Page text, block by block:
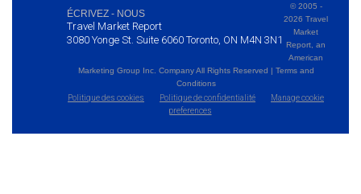
ÉCRIVEZ - NOUS
Travel Market Report
3080 Yonge St. Suite 6060 Toronto, ON M4N 3N1
© 2005 -
2026 Travel
Market
Report, an
American
Marketing Group Inc. Company All Rights Reserved | Terms and
Conditions
Politique des cookies
Politique de confidentialité
Manage cookie
preferences